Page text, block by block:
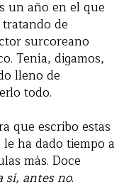
un año en el que
de
surcoreano
Tenía, digamos,
lleno de
todo.
que escribo estas
ha dado tiempo a
más. Doce
sí, antes no.